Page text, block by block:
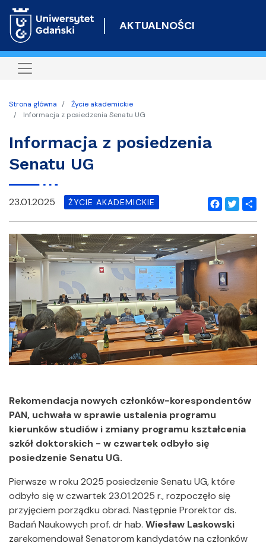
do
AKTUALNOŚCI
Strona główna
Życie akademickie
Informacja z posiedzenia Senatu UG
Informacja z posiedzenia
Senatu UG
Facebook
Twitter
23.01.2025 ŻYCIE AKADEMICKIE
Rekomendacja nowych członków-korespondentów
PAN, uchwała w sprawie ustalenia programu
kierunków studiów i zmiany programu kształcenia
szkół doktorskich - w czwartek odbyło się
posiedzenie Senatu UG.
Pierwsze w roku 2025 posiedzenie Senatu UG, które
odbyło się w czwartek 23.01.2025 r., rozpoczęło się
przyjęciem porządku obrad. Następnie Prorektor ds.
Badań Naukowych prof. dr hab. Wiesław Laskowski
zarekomendował Senatorom kandydatów na członków